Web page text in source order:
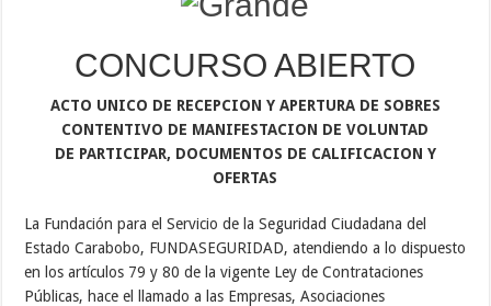
CONCURSO ABIERTO
ACTO UNICO DE RECEPCION Y APERTURA DE SOBRES
CONTENTIVO DE MANIFESTACION DE VOLUNTAD
DE PARTICIPAR, DOCUMENTOS DE CALIFICACION Y
OFERTAS
La Fundación para el Servicio de la Seguridad Ciudadana del
Estado Carabobo, FUNDASEGURIDAD, atendiendo a lo dispuesto
en los artículos 79 y 80 de la vigente Ley de Contrataciones
Públicas, hace el llamado a las Empresas, Asociaciones